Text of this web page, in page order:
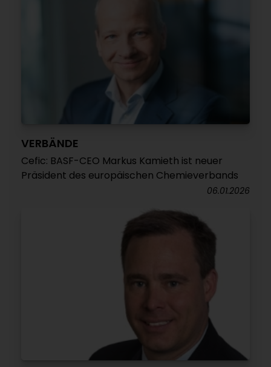
VERBÄNDE
Cefic: BASF-CEO Markus Kamieth ist neuer
Präsident des europäischen Chemieverbands
06.01.2026